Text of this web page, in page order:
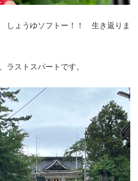
しょうゆソフトー！！ 生き返りま
ラストスパートです。